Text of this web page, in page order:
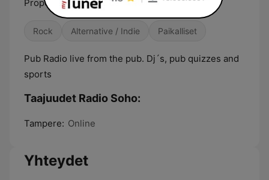
Proper Music For Proper People
Rock Alternative / Indie Paikalliset
Pub Radio live from the pub. Dj´s, pub quizzes and
sports
Taajuudet Radio Soho:
Tampere: Online
Yhteydet